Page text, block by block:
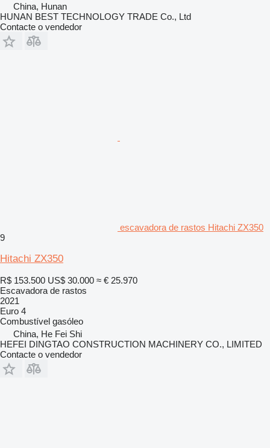
China, Hunan
HUNAN BEST TECHNOLOGY TRADE Co., Ltd
Contacte o vendedor
escavadora de rastos Hitachi ZX350
9
Hitachi ZX350
R$ 153.500 US$ 30.000 ≈ € 25.970
Escavadora de rastos
2021
Euro 4
Combustível gasóleo
China, He Fei Shi
HEFEI DINGTAO CONSTRUCTION MACHINERY CO., LIMITED
Contacte o vendedor